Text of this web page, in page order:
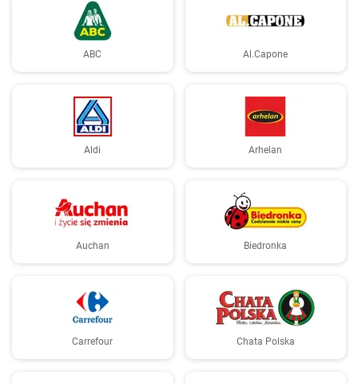
ABC Al.Capone
Aldi Arhelan
Auchan Biedronka
Carrefour Chata Polska